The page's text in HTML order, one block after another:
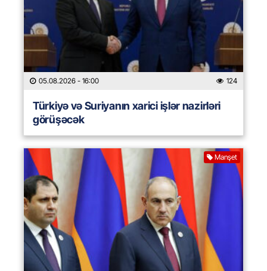
05.08.2026 - 16:00 124
Türkiyə və Suriyanın xarici işlər nazirləri
görüşəcək
Manşet